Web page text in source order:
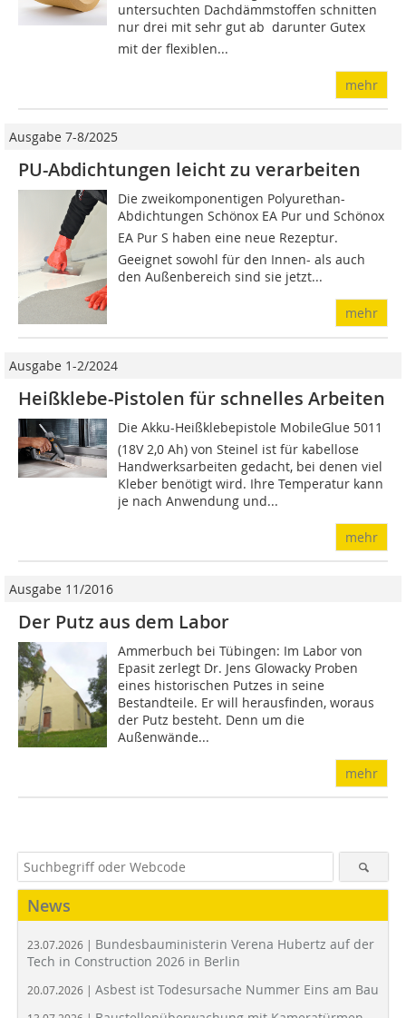
untersuchten Dach­dämmstoffen schnitten
nur drei mit sehr gut ab  darunter Gutex
mit der flexiblen...
mehr
Ausgabe 7-8/2025
PU-Abdichtungen leicht zu verarbeiten
Die zweikomponentigen Polyurethan-
Abdich­tungen Schönox EA Pur und Schönox
EA Pur S haben eine neue Rezeptur.
Geeignet sowohl für den In­nen- als auch
den Außen­bereich sind sie jetzt...
mehr
Ausgabe 1-2/2024
Heißklebe-Pistolen für schnelles Arbeiten
Die Akku-Heißklebepistole MobileGlue 5011
(18V 2,0 Ah) von Steinel ist für kabellose
Handwerksarbeiten gedacht, bei denen viel
Kleber benötigt wird. Ihre Temperatur kann
je nach Anwendung und...
mehr
Ausgabe 11/2016
Der Putz aus dem Labor
Ammerbuch bei Tübingen: Im Labor von
Epasit zerlegt Dr. Jens Glowacky Proben
eines historischen Putzes in seine
Bestandteile. Er will herausfinden, woraus
der Putz besteht. Denn um die
Außenwände...
mehr
News
23.07.2026 | Bundesbauministerin Verena Hubertz auf der
Tech in Construction 2026 in Berlin
20.07.2026 | Asbest ist Todesursache Nummer Eins am Bau